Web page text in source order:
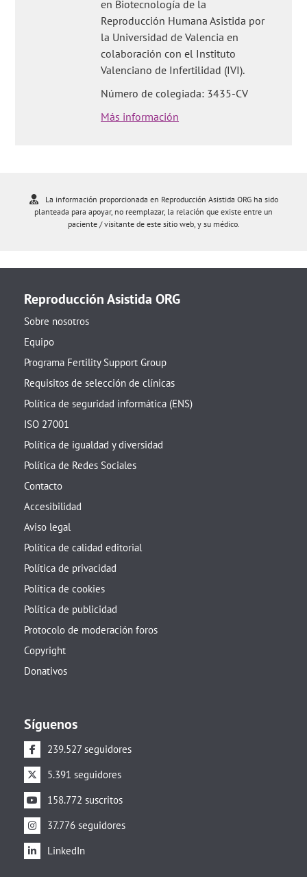
en Biotecnología de la
Reproducción Humana Asistida por
la Universidad de Valencia en
colaboración con el Instituto
Valenciano de Infertilidad (IVI).
Número de colegiada: 3435-CV
Más información
La información proporcionada en Reproducción Asistida ORG ha sido
planteada para apoyar, no reemplazar, la relación que existe entre un
paciente / visitante de este sitio web, y su médico.
Reproducción Asistida ORG
Sobre nosotros
Equipo
Programa Fertility Support Group
Requisitos de selección de clínicas
Política de seguridad informática (ENS)
ISO 27001
Política de igualdad y diversidad
Política de Redes Sociales
Contacto
Accesibilidad
Aviso legal
Política de calidad editorial
Política de privacidad
Política de cookies
Política de publicidad
Protocolo de moderación foros
Copyright
Donativos
Síguenos
239.527 seguidores
5.391 seguidores
158.772 suscritos
37.776 seguidores
LinkedIn